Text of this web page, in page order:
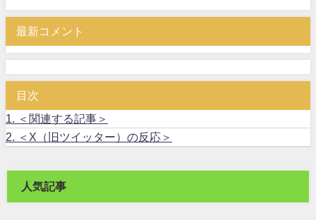
最新コメント
目次
1.
＜関連する記事＞
2.
＜X（旧ツイッター）の反応＞
人気記事